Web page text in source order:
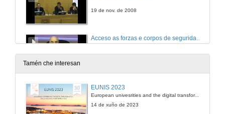
19 de nov. de 2008
20 de nov. de 2008
Tamén che interesan
EUNIS 2023
European univesrities and the digital transformation: challenges and opportunities ahead
14 de xuño de 2023